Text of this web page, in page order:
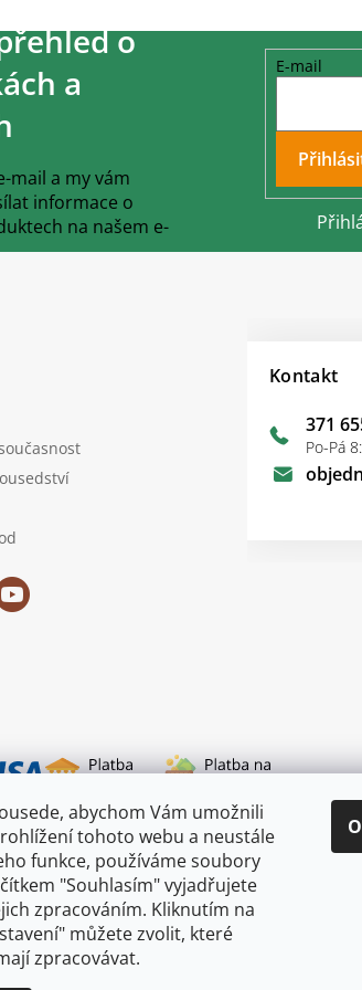
abychom Vám umožnili
tohoto webu a neustále
funkce, používáme soubory
"Souhlasím" vyjadřujete
zpracováním. Kliknutím na
můžete zvolit, které
zpracovávat.
o
a
mail a my vám
informace o
na našem e-
E-mail
Kontakt
371
Po-Pá
dopravy